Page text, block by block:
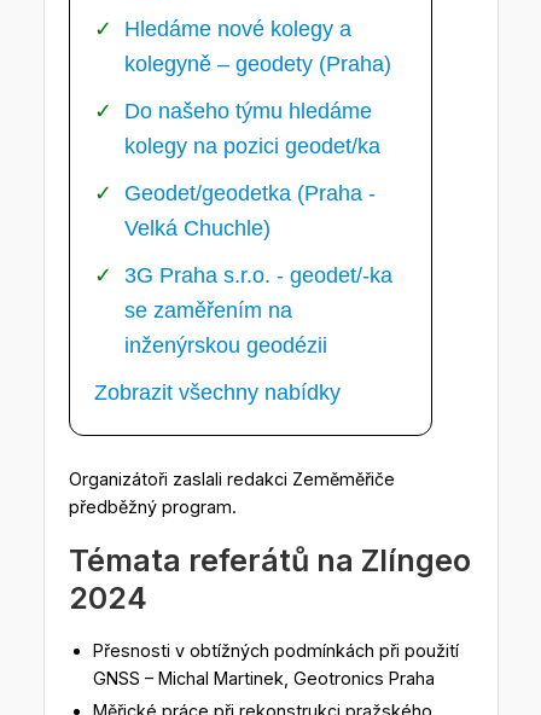
Hledáme nové kolegy a
kolegyně – geodety (Praha)
Do našeho týmu hledáme
kolegy na pozici geodet/ka
Geodet/geodetka (Praha -
Velká Chuchle)
3G Praha s.r.o. - geodet/-ka
se zaměřením na
inženýrskou geodézii
Zobrazit všechny nabídky
Organizátoři zaslali redakci Zeměměřiče
předběžný program.
Témata referátů na Zlíngeo
2024
Přesnosti v obtížných podmínkách při použití
GNSS – Michal Martinek, Geotronics Praha
Měřické práce při rekonstrukci pražského